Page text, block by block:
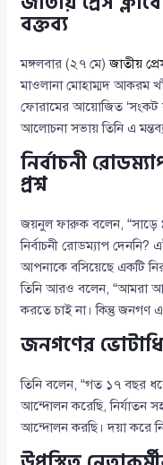
বক্তব্য
মঙ্গলবার (২৭ মে)জাতীয়
মাওলানা মোহাম্মদ আকরম
ফোরামের আয়োজিত ‘সংকট
আলোচনা সভায় তিনি এ
নির্বাচনী
প্রশ্ন
জয়নুল ফারুক বলেন, “সাড়ে
নির্বাচনী রোডম্যাপ
আপনাকে বসিয়েছে একটি
তিনি আরও বলেন, “আমরা
করতে চাই না। কিন্তু জনগণ
জনগণের
তিনি বলেন, “গত ১৭ বছর
আন্দোলন করেছি, নির্যাতন
আন্দোলন করছি। দয়া করে